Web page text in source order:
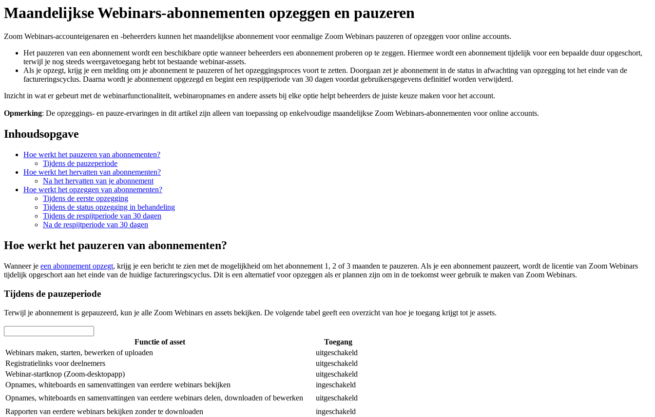
Maandelijkse Webinars-abonnementen opzeggen en pauzeren
Zoom Webinars-accounteigenaren en -beheerders kunnen het maandelijkse abonnement voor eenmalige Zoom Webinars pauzeren of opzeggen voor online accounts.
Het pauzeren van een abonnement wordt een beschikbare optie wanneer beheerders een abonnement proberen op te zeggen. Hiermee wordt een abonnement tijdelijk voor een bepaalde duur opgeschort,
terwijl je nog steeds weergavetoegang hebt tot bestaande webinar-assets.
Als je opzegt, krijg je een melding om je abonnement te pauzeren of het opzeggingsproces voort te zetten. Doorgaan zet je abonnement in de status in afwachting van opzegging tot het einde van de
factureringscyclus. Daarna wordt je abonnement opgezegd en begint een respijtperiode van 30 dagen voordat gebruikersgegevens definitief worden verwijderd.
Inzicht in wat er gebeurt met de webinarfunctionaliteit, webinaropnames en andere assets bij elke optie helpt beheerders de juiste keuze maken voor het account.
Opmerking: De opzeggings- en pauze-ervaringen in dit artikel zijn alleen van toepassing op enkelvoudige maandelijkse Zoom Webinars-abonnementen voor online accounts.
Inhoudsopgave
Hoe werkt het pauzeren van abonnementen?
Tijdens de pauzeperiode
Hoe werkt het hervatten van abonnementen?
Na het hervatten van je abonnement
Hoe werkt het opzeggen van abonnementen?
Tijdens de eerste opzegging
Tijdens de status opzegging in behandeling
Tijdens de respijtperiode van 30 dagen
Na de respijtperiode van 30 dagen
Hoe werkt het pauzeren van abonnementen?
Wanneer je een abonnement opzegt, krijg je een bericht te zien met de mogelijkheid om het abonnement 1, 2 of 3 maanden te pauzeren. Als je een abonnement pauzeert, wordt de licentie van Zoom Webinars
tijdelijk opgeschort aan het einde van de huidige factureringscyclus. Dit is een alternatief voor opzeggen als er plannen zijn om in de toekomst weer gebruik te maken van Zoom Webinars.
Tijdens de pauzeperiode
Terwijl je abonnement is gepauzeerd, kun je alle Zoom Webinars en assets bekijken. De volgende tabel geeft een overzicht van hoe je toegang krijgt tot je assets.
Functie of asset
Toegang
Webinars maken, starten, bewerken of uploaden
uitgeschakeld
Registratielinks voor deelnemers
uitgeschakeld
Webinar-startknop (Zoom-desktopapp)
uitgeschakeld
Opnames, whiteboards en samenvattingen van eerdere webinars bekijken
ingeschakeld
Opnames, whiteboards en samenvattingen van eerdere webinars delen, downloaden of bewerken
uitgeschakeld
Rapporten van eerdere webinars bekijken zonder te downloaden
ingeschakeld